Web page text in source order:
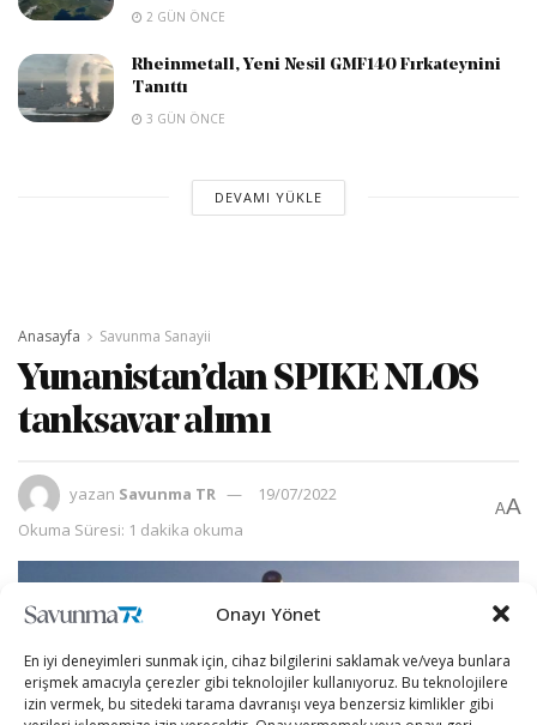
Onayı Yönet
En iyi deneyimleri sunmak için, cihaz bilgilerini saklamak ve/veya bunlara
erişmek amacıyla çerezler gibi teknolojiler kullanıyoruz. Bu teknolojilere
izin vermek, bu sitedeki tarama davranışı veya benzersiz kimlikler gibi
2 GÜN ÖNCE
Rheinmetall, Yeni Nesil GMF140 Fırkateynini
Tanıttı
3 GÜN ÖNCE
DEVAMI YÜKLE
Anasayfa Savunma Sanayii
Yunanistan’dan SPIKE NLOS
tanksavar alımı
yazan Savunma TR
19/07/2022
Okuma Süresi: 1 dakika okuma
AA